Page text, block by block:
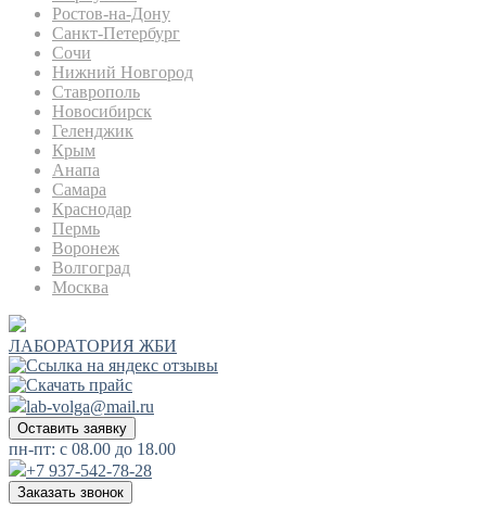
Ростов-на-Дону
Санкт-Петербург
Сочи
Нижний Новгород
Ставрополь
Новосибирск
Геленджик
Крым
Анапа
Самара
Краснодар
Пермь
Воронеж
Волгоград
Москва
ЛАБОРАТОРИЯ ЖБИ
lab-volga@mail.ru
Оставить заявку
пн-пт: с 08.00 до 18.00
+7 937-542-78-28
Заказать звонок